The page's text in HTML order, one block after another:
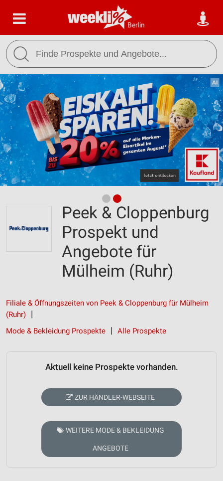
Berlin
Peek & Cloppenburg
Prospekt und
Angebote für
Mülheim (Ruhr)
Filiale & Öffnungszeiten von Peek & Cloppenburg für Mülheim
(Ruhr)
Mode & Bekleidung Prospekte
Alle Prospekte
Aktuell keine Prospekte vorhanden.
ZUR HÄNDLER-WEBSEITE
WEITERE MODE & BEKLEIDUNG
ANGEBOTE